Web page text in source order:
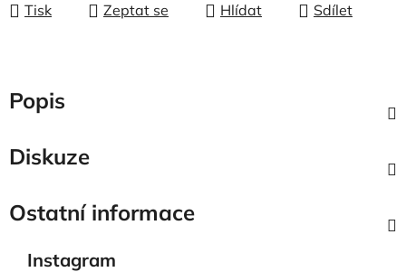
Tisk Zeptat se Hlídat Sdílet
Popis
Diskuze
Ostatní informace
Instagram